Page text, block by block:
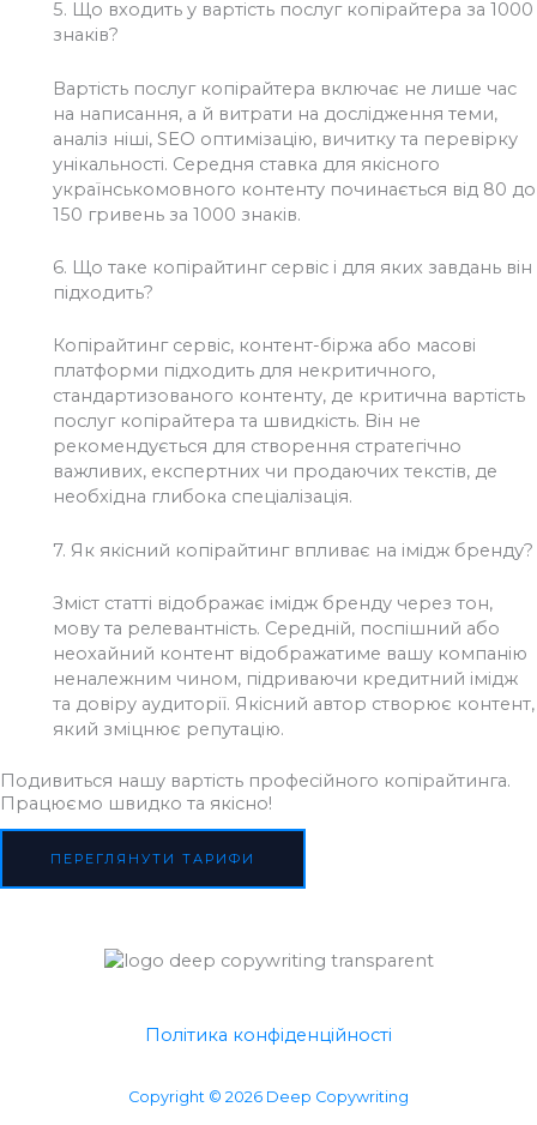
5. Що входить у вартість послуг копірайтера за 1000
знаків?
Вартість послуг копірайтера включає не лише час
на написання, а й витрати на дослідження теми,
аналіз ніші, SEO оптимізацію, вичитку та перевірку
унікальності. Середня ставка для якісного
українськомовного контенту починається від 80 до
150 гривень за 1000 знаків.
6. Що таке копірайтинг сервіс і для яких завдань він
підходить?
Копірайтинг сервіс, контент-біржа або масові
платформи підходить для некритичного,
стандартизованого контенту, де критична вартість
послуг копірайтера та швидкість. Він не
рекомендується для створення стратегічно
важливих, експертних чи продаючих текстів, де
необхідна глибока спеціалізація.
7. Як якісний копірайтинг впливає на імідж бренду?
Зміст статті відображає імідж бренду через тон,
мову та релевантність. Середній, поспішний або
неохайний контент відображатиме вашу компанію
неналежним чином, підриваючи кредитний імідж
та довіру аудиторії. Якісний автор створює контент,
який зміцнює репутацію.
Подивиться нашу вартість професійного копірайтинга.
Працюємо швидко та якісно!
ПЕРЕГЛЯНУТИ ТАРИФИ
Політика конфіденційності
Copyright © 2026 Deep Copywriting